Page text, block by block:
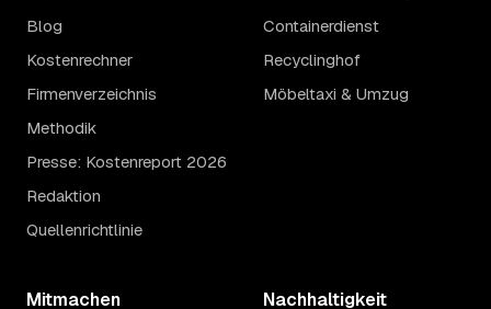
Blog
Kostenrechner
Firmenverzeichnis
Methodik
Presse: Kostenreport 2026
Redaktion
Quellenrichtlinie
Containerdienst
Recyclinghof
Möbeltaxi & Umzug
Mitmachen Nachhaltigkeit